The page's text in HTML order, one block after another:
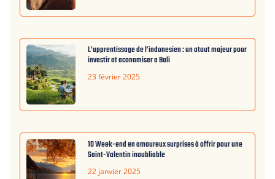
L’apprentissage de l’indonesien : un atout majeur pour
investir et economiser a Bali
23 février 2025
10 Week-end en amoureux surprises à offrir pour une
Saint-Valentin inoubliable
22 janvier 2025